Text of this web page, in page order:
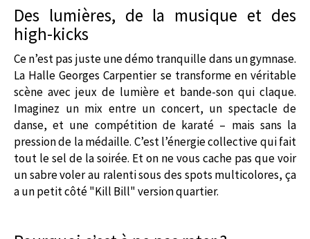
Des lumières, de la musique et des
high-kicks
Ce n’est pas juste une démo tranquille dans un gymnase.
La Halle Georges Carpentier se transforme en véritable
scène avec jeux de lumière et bande-son qui claque.
Imaginez un mix entre un concert, un spectacle de
danse, et une compétition de karaté – mais sans la
pression de la médaille. C’est l’énergie collective qui fait
tout le sel de la soirée. Et on ne vous cache pas que voir
un sabre voler au ralenti sous des spots multicolores, ça
a un petit côté "Kill Bill" version quartier.